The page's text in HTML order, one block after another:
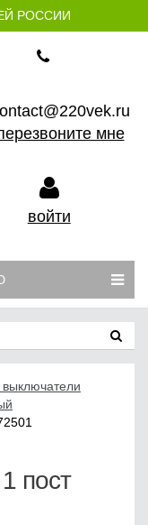
РОССИИ
мне
войти
выключатели
пост